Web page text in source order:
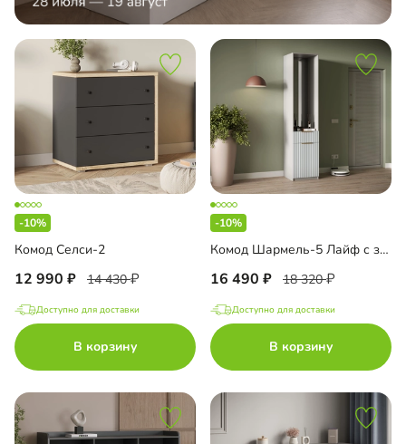
-10%
Комод Селси-2
12 990 14 430
Доступно для доставки
В корзину
-10%
Комод Шармель-5 Лайф с зеркалом
16 490 18 320
Доступно для доставки
В корзину